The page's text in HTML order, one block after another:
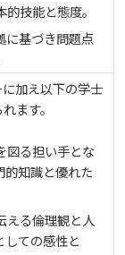
技能と態度。
に基づき問題点
加え以下の学士
ます。
図る担い手とな
的知識と優れた
える倫理観と人
ての感性と